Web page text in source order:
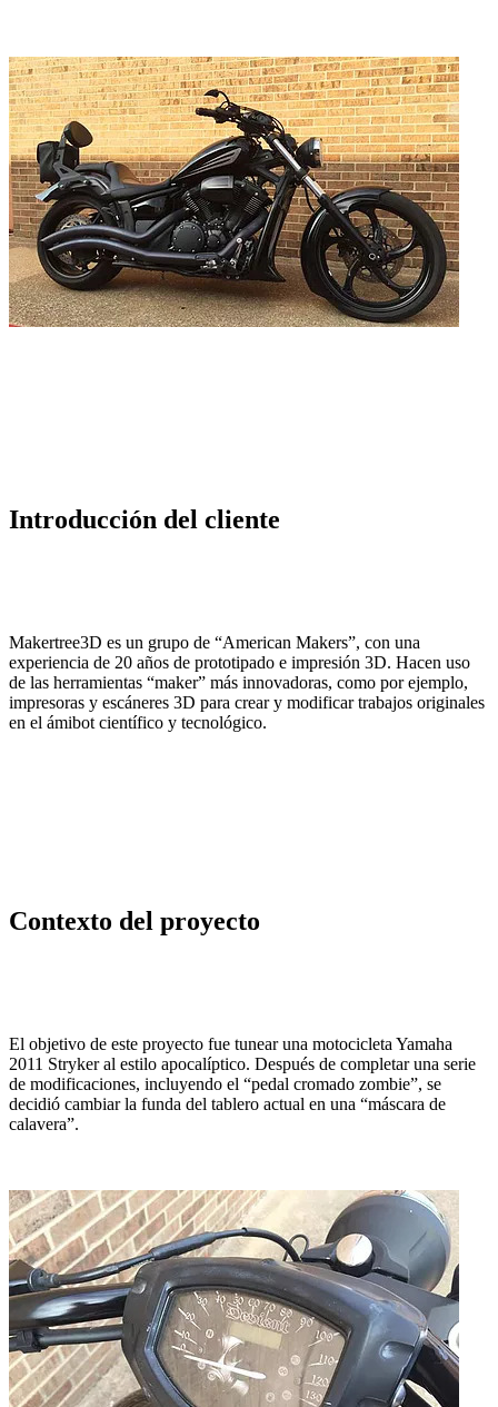
Introducción del cliente
Makertree3D es un grupo de “American Makers”, con una
experiencia de 20 años de prototipado e impresión 3D. Hacen uso
de las herramientas “maker” más innovadoras, como por ejemplo,
impresoras y escáneres 3D para crear y modificar trabajos originales
en el ámibot científico y tecnológico.
Contexto del proyecto
El objetivo de este proyecto fue tunear una motocicleta Yamaha
2011 Stryker al estilo apocalíptico. Después de completar una serie
de modificaciones, incluyendo el “pedal cromado zombie”, se
decidió cambiar la funda del tablero actual en una “máscara de
calavera”.